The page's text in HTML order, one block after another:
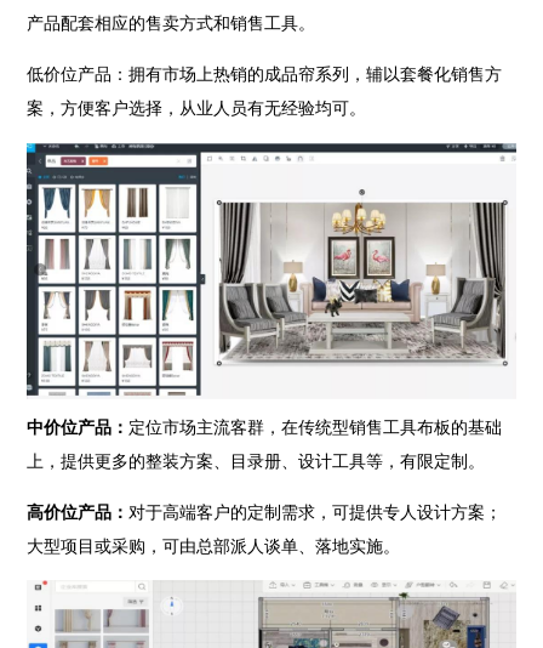
产品配套相应的售卖方式和销售工具。
低价位产品：拥有市场上热销的成品帘系列，辅以套餐化销售方
案，方便客户选择，从业人员有无经验均可。
中价位产品： 定位市场主流客群，在传统型销售工具布板的基础
上，提供更多的整装方案、目录册、设计工具等，有限定制。
高价位产品： 对于高端客户的定制需求，可提供专人设计方案；
大型项目或采购，可由总部派人谈单、落地实施。